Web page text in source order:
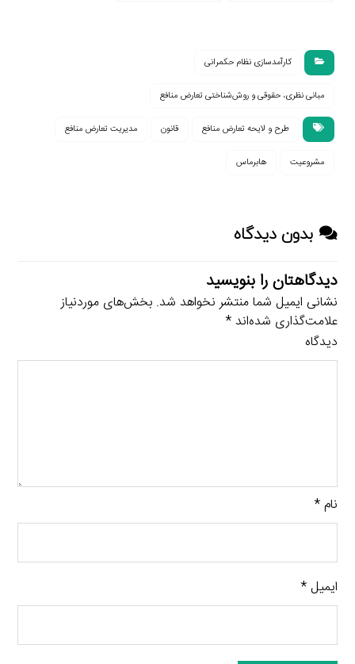
کارآمدسازی نظام حکمرانی
مبانی نظری، حقوقی و روش‌شناختی تعارض منافع
طرح و لایحه تعارض منافع قانون مدیریت تعارض منافع
مشروعیت هابرماس
بدون دیدگاه
دیدگاهتان را بنویسید
نشانی ایمیل شما منتشر نخواهد شد. بخش‌های موردنیاز
علامت‌گذاری شده‌اند*
دیدگاه
نام*
ایمیل*